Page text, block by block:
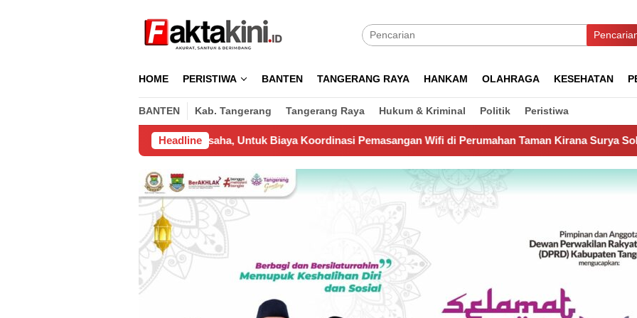
HOME PERISTIWA BANTEN TANGERANG RAYA HANKAM OLAHRAGA KESEHATAN
BANTEN Kab. Tangerang Tangerang Raya Hukum & Kriminal Politik Peristiwa
Headline
Pengusaha, Untuk Biaya Koordinasi Pemasangan Wifi di Perumahan Taman Kirana Surya Solear Spanyol